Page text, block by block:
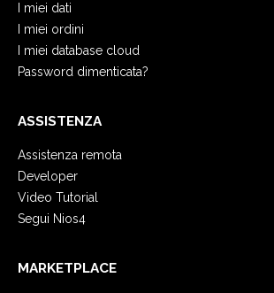
I miei dati
I miei ordini
I miei database cloud
Password dimenticata?
ASSISTENZA
Assistenza remota
Developer
Video Tutorial
Segui Nios4
MARKETPLACE